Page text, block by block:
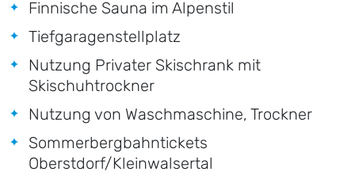
Finnische Sauna im Alpenstil
Tiefgaragenstellplatz
Nutzung Privater Skischrank mit
Skischuhtrockner
Nutzung von Waschmaschine, Trockner
Sommerbergbahntickets
Oberstdorf/Kleinwalsertal